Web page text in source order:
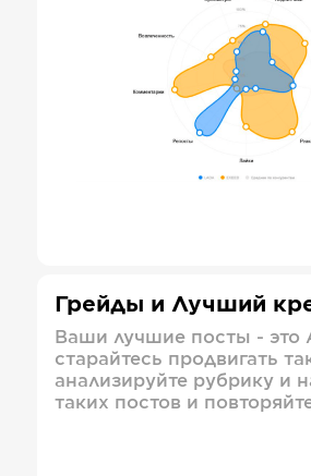
Грейды и Лучший
Ваши лучшие посты - это
старайтесь продвигать
анализируйте рубрику и
таких постов и